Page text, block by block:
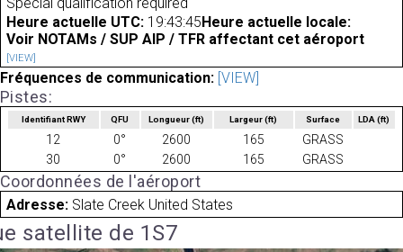
Special qualification required
Heure actuelle UTC: 19:43:45 Heure actuelle locale:
Voir NOTAMs / SUP AIP / TFR affectant cet aéroport
[VIEW]
Fréquences de communication: [VIEW]
Pistes:
Identifiant RWY QFU Longueur(ft) Largeur(ft) Surface LDA(ft)
12 0° 2600 165
GRASS
30
0° 2600 165 GRASS
Coordonnées de l'aéroport
Adresse: Slate Creek United States
satellite de 1S7